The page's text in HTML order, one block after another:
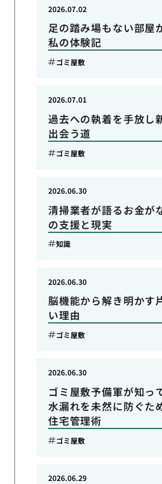
足の踏み場もない部屋
私の体験記
2026.07.02
ゴミ屋敷
過去への執着を手放し
出会う道
2026.07.01
ゴミ屋敷
清掃業者が語るお金が
の支援と現実
2026.06.30
知識
脳機能から解き明かす
い理由
2026.06.30
ゴミ屋敷
ゴミ屋敷予備軍が知っ
水漏れを未然に防ぐた
住宅管理術
2026.06.30
ゴミ屋敷
2026.06.29